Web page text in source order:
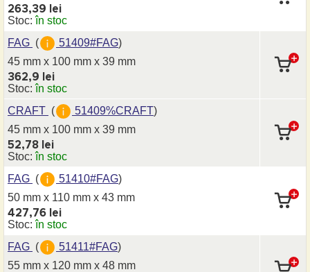
263,39 lei
Stoc:în stoc
FAG ( 51409#FAG)
45 mm x 100 mm x 39 mm
362,9 lei
Stoc:în stoc
CRAFT ( 51409%CRAFT)
45 mm x 100 mm x 39 mm
52,78 lei
Stoc:în stoc
FAG ( 51410#FAG)
50 mm x 110 mm x 43 mm
427,76 lei
Stoc:în stoc
FAG ( 51411#FAG)
55 mm x 120 mm x 48 mm